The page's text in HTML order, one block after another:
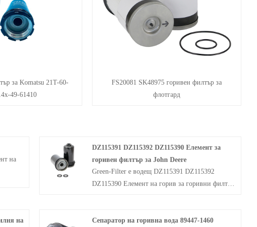
за Komatsu 21T-60-
49-61410
FS20081 SK48975 горивен филтър за
флотгард
на
два
DZ115391 DZ115392 DZ115390 Елемент за
горивен филтър за John Deere
Green-Filter е водещ DZ115391 DZ115392
DZ115390 Елемент на горив за горивни филтри
фабрични цени! Филтърът за гориво не
на
Сепаратор на горивна вода 89447-1460